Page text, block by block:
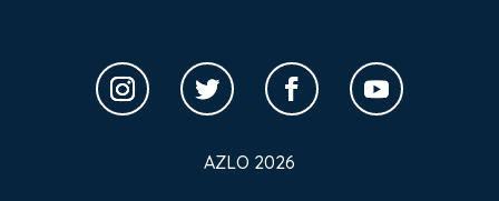
AZLO 2026